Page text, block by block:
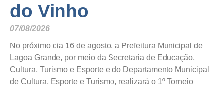
do Vinho
07/08/2026
No próximo dia 16 de agosto, a Prefeitura Municipal de
Lagoa Grande, por meio da Secretaria de Educação,
Cultura, Turismo e Esporte e do Departamento Municipal
de Cultura, Esporte e Turismo, realizará o 1º Torneio